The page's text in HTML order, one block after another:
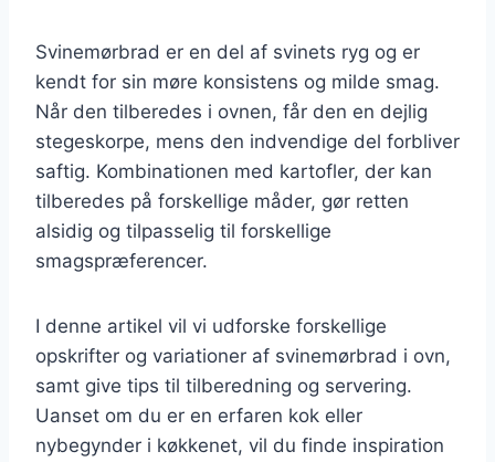
Svinemørbrad er en del af svinets ryg og er
kendt for sin møre konsistens og milde smag.
Når den tilberedes i ovnen, får den en dejlig
stegeskorpe, mens den indvendige del forbliver
saftig. Kombinationen med kartofler, der kan
tilberedes på forskellige måder, gør retten
alsidig og tilpasselig til forskellige
smagspræferencer.
I denne artikel vil vi udforske forskellige
opskrifter og variationer af svinemørbrad i ovn,
samt give tips til tilberedning og servering.
Uanset om du er en erfaren kok eller
nybegynder i køkkenet, vil du finde inspiration